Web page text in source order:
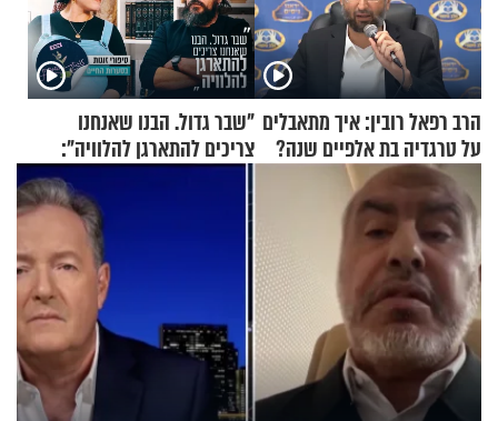
הרב רפאל רובין: איך מתאבלים
על טרגדיה בת אלפיים שנה?
"שבר גדול. הבנו שאנחנו
צריכים להתארגן להלוויה":
זוגיות במבחן, הפעם עם מרים
וגד דנינו